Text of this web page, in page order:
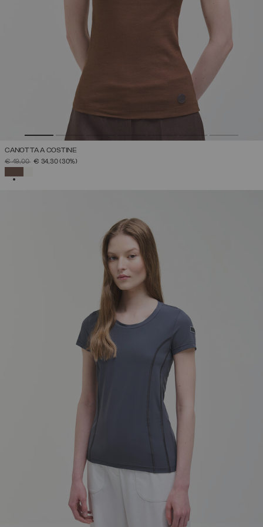
CANOTTA A COSTINE
PREZZO RIDOTTO DA
€ 49,00A€ 34,30(30%)